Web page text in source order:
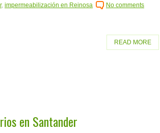
, impermeabilización en Reinosa No comments
READ MORE
en Santander